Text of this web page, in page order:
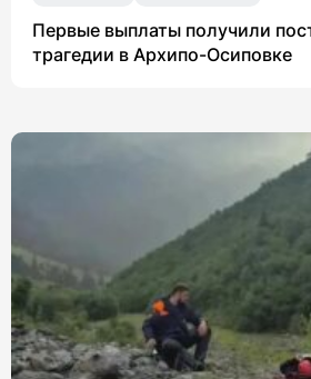
Первые выплаты получили
трагедии в Архипо-Осиповке